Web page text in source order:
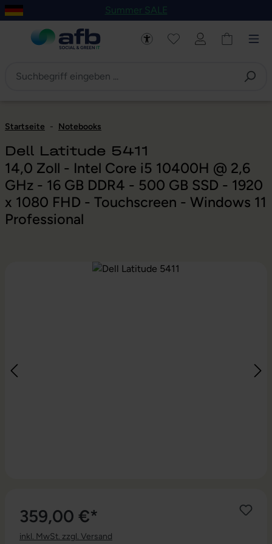
Hauptinhalt springen
Zur Navigation der B2B-Plattform springen
Summer SALE
Startseite - Notebooks
Dell Latitude 5411
14,0 Zoll - Intel Core i5 10400H @ 2,6
GHz - 16 GB DDR4 - 500 GB SSD - 1920
x 1080 FHD - Touchscreen - Windows 11
Professional
Bildergalerie überspringen
359,00 €*
inkl. MwSt. zzgl. Versand